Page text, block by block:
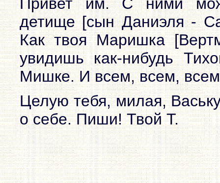
детище [сын Даниэля -
Как твоя Маришка
увидишь как-нибудь
Мишке. И всем, всем,
Целую тебя, милая,
о себе. Пиши! Твой Т.